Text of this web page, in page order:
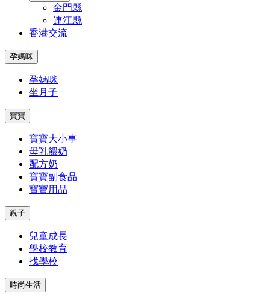
金門縣
連江縣
香港交流
孕媽咪
孕媽咪
坐月子
寶寶
寶寶大小事
母乳餵奶
配方奶
寶寶副食品
寶寶用品
親子
兒童成長
學校教育
找學校
時尚生活